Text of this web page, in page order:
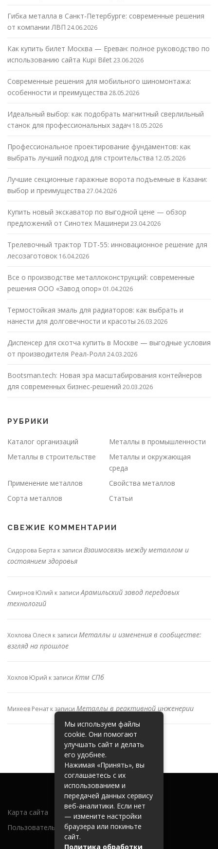
Гибка металла в Санкт-Петербурге: современные решения
от компании ЛВП 24.06.2026
Как купить билет Москва — Ереван: полное руководство по
использованию сайта Kupi Bilet23.06.2026
Современные решения для мобильного шиномонтажа:
особенности и преимущества 28.05.2026
Идеальный выбор: как подобрать магнитный сверлильный
станок для профессиональных задач 18.05.2026
Профессиональное проектирование фундаментов: как
выбрать лучший подход для строительства 12.05.2026
Лучшие секционные гаражные ворота подъемные в Казани:
выбор и преимущества 27.04.2026
Купить новый экскаватор по выгодной цене — обзор
предложений от Синотех Машинери 23.04.2026
Трелевочный трактор TDT-55: инновационное решение для
лесозаготовок 16.04.2026
Все о производстве металлоконструкций: современные
решения ООО «Завод опор» 01.04.2026
Термостойкая эмаль для радиаторов: как выбрать и
нанести для долговечности и красоты 26.03.2026
Диспенсер для скотча купить в Москве — выгодные условия
от производителя Реал-Ролл 24.03.2026
Bootsman.tech: Новая эра масштабирования контейнеров
для современных бизнес-решений 20.03.2026
РУБРИКИ
Каталог организаций
Металлы в промышленности
Металлы в строительстве
Металлы и окружающая
среда
Применение металлов
Свойства металлов
Сорта металлов
Статьи
СВЕЖИЕ КОММЕНТАРИИ
Сидорова Берта к записи Взаимосвязь между металлом и
состоянием здоровья
Смирнов Юлий к записиАрамильский завод передовых
технологий
Хохлова Олеся к записи Металлы и изменения в сообществе:
взгляд на прошлое
Хохлов Юрий к записи Ктм СПб
Михеев Ренат к записи Металлы в реактивной инженерии
Карта сайта
Пользовательское соглашение
Мы используем файлы
cookie. Они помогают
улучшать сайт и делать
его удобнее.
Нажимая «Принять», вы
соглашаетесь с их
использованием и
передачей данных сервису
веб-аналитики. Если нет
— измените настройки
браузера или покиньте
сайт.
Политика обработки